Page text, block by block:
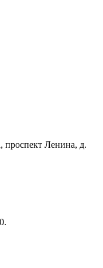
проспект Ленина, д.